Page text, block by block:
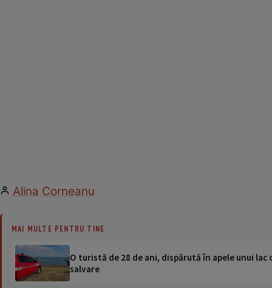
Alina Corneanu
MAI MULTE PENTRU TINE
O turistă de 28 de ani, dispărută în apele unui
salvare